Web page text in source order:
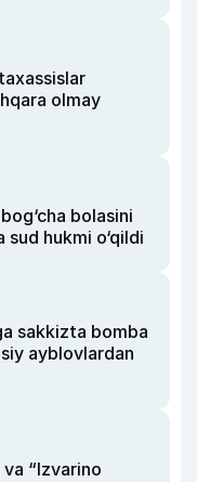
olmay
bolasini
hukmi o‘qildi
sakkizta bomba
ayblovlardan
“Izvarino